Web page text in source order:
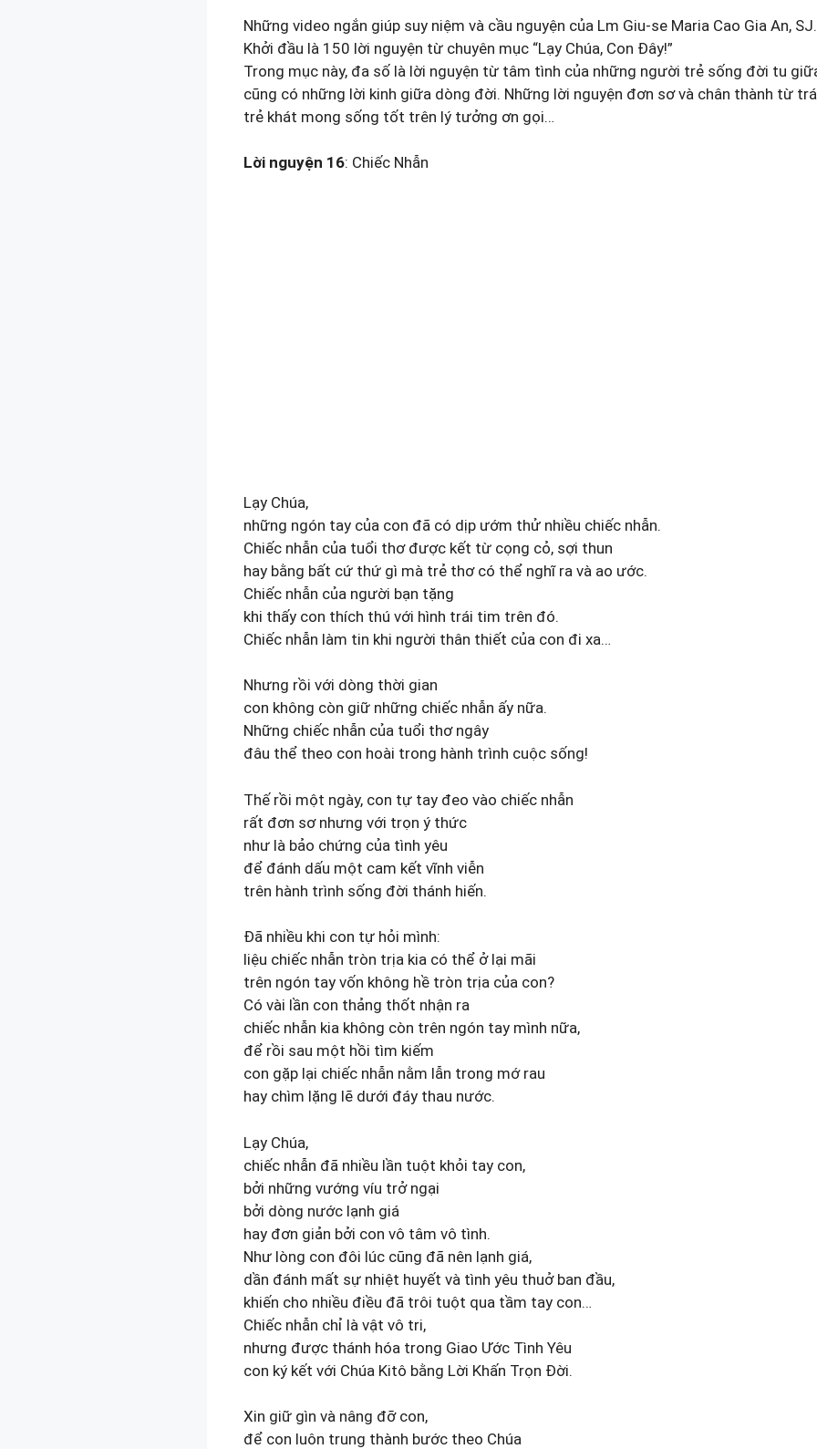
Những video ngắn giúp suy niệm và cầu nguyện của Lm Giu-se Maria Cao Gia An, SJ.
Khởi đầu là 150 lời nguyện từ chuyên mục “Lạy Chúa, Con Đây!”
Trong mục này, đa số là lời nguyện từ tâm tình của những người trẻ sống đời tu
cũng có những lời kinh giữa dòng đời. Những lời nguyện đơn sơ và chân thành từ
trẻ khát mong sống tốt trên lý tưởng ơn gọi…
Lời nguyện 16: Chiếc Nhẫn
Lạy Chúa,
những ngón tay của con đã có dịp ướm thử nhiều chiếc nhẫn.
Chiếc nhẫn của tuổi thơ được kết từ cọng cỏ, sợi thun
hay bằng bất cứ thứ gì mà trẻ thơ có thể nghĩ ra và ao ước.
Chiếc nhẫn của người bạn tặng
khi thấy con thích thú với hình trái tim trên đó.
Chiếc nhẫn làm tin khi người thân thiết của con đi xa…
Nhưng rồi với dòng thời gian
con không còn giữ những chiếc nhẫn ấy nữa.
Những chiếc nhẫn của tuổi thơ ngây
đâu thể theo con hoài trong hành trình cuộc sống!
Thế rồi một ngày, con tự tay đeo vào chiếc nhẫn
rất đơn sơ nhưng với trọn ý thức
như là bảo chứng của tình yêu
để đánh dấu một cam kết vĩnh viễn
trên hành trình sống đời thánh hiến.
Đã nhiều khi con tự hỏi mình:
liệu chiếc nhẫn tròn trịa kia có thể ở lại mãi
trên ngón tay vốn không hề tròn trịa của con?
Có vài lần con thảng thốt nhận ra
chiếc nhẫn kia không còn trên ngón tay mình nữa,
để rồi sau một hồi tìm kiếm
con gặp lại chiếc nhẫn nằm lẫn trong mớ rau
hay chìm lặng lẽ dưới đáy thau nước.
Lạy Chúa,
chiếc nhẫn đã nhiều lần tuột khỏi tay con,
bởi những vướng víu trở ngại
bởi dòng nước lạnh giá
hay đơn giản bởi con vô tâm vô tình.
Như lòng con đôi lúc cũng đã nên lạnh giá,
dần đánh mất sự nhiệt huyết và tình yêu thuở ban đầu,
khiến cho nhiều điều đã trôi tuột qua tầm tay con…
Chiếc nhẫn chỉ là vật vô tri,
nhưng được thánh hóa trong Giao Ước Tình Yêu
con ký kết với Chúa Kitô bằng Lời Khấn Trọn Đời.
Xin giữ gìn và nâng đỡ con,
để con luôn trung thành bước theo Chúa